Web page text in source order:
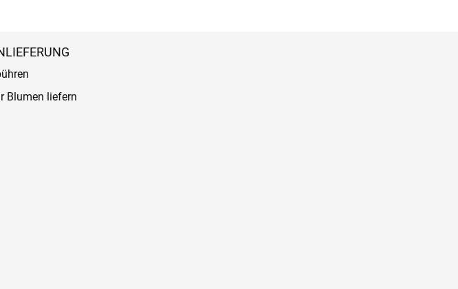
Blumen liefern